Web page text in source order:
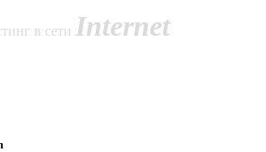
в сети Internet